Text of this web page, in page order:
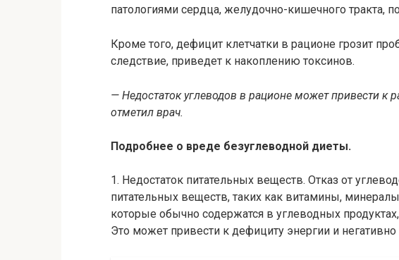
патологиями сердца, желудочно-кишечного тракта,
Кроме того, дефицит клетчатки в рационе грозит
следствие, приведет к накоплению токсинов.
— Недостаток углеводов в рационе может привести к
отметил врач.
Подробнее о вреде безуглеводной диеты.
1. Недостаток питательных веществ. Отказ от
питательных веществ, таких как витамины,
которые обычно содержатся в углеводных
Это может привести к дефициту энергии и